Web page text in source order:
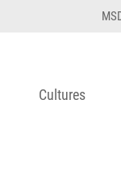
Cultures
test